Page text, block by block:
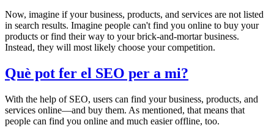
Now, imagine if your business, products, and services are not listed
in search results. Imagine people can't find you online to buy your
products or find their way to your brick-and-mortar business.
Instead, they will most likely choose your competition.
Què pot fer el SEO per a mi?
With the help of SEO, users can find your business, products, and
services online—and buy them. As mentioned, that means that
people can find you online and much easier offline, too.